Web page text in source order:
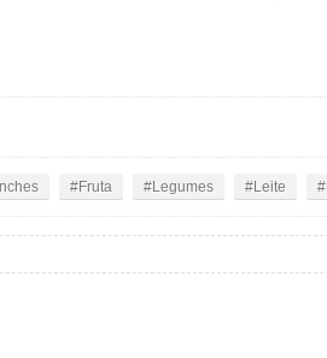
Fruta Legumes Leite